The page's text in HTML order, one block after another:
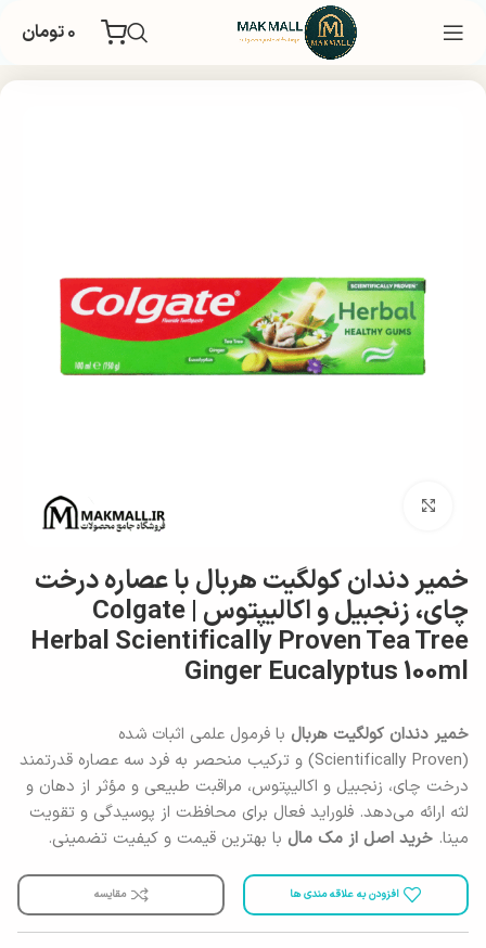
۰تومان
بهداشت شخصی
خمیر دندان کولگیت هربال با عصاره درخت
چای، زنجبیل و اکالیپتوس | Colgate
Herbal Scientifically Proven Tea Tree
Ginger Eucalyptus 100ml
خمیر دندان کولگیت هربال با فرمول علمی اثبات شده
(Scientifically Proven) و ترکیب منحصر به فرد سه عصاره قدرتمند
درخت چای، زنجبیل و اکالیپتوس، مراقبت طبیعی و مؤثر از دهان و
لثه ارائه می‌دهد. فلوراید فعال برای محافظت از پوسیدگی و تقویت
مینا. خرید اصل از مک مال با بهترین قیمت و کیفیت تضمینی.
افزودن به علاقه مندی ها مقایسه